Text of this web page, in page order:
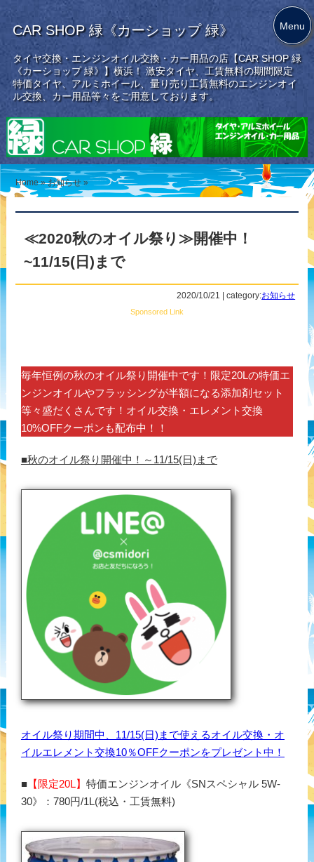
CAR SHOP 緑《カーショップ 緑》
タイヤ交換・エンジンオイル交換・カー用品の店【CAR SHOP 緑
《カーショップ 緑》】横浜！ 激安タイヤ、工賃無料の期間限定
特価タイヤ、アルミホイール、量り売り工賃無料のエンジンオイ
ル交換、カー用品等々をご用意しております。
Home »お知らせ »
≪2020秋のオイル祭り≫開催中！
~11/15(日)まで
2020/10/21 | category:お知らせ
Sponsored Link
毎年恒例の秋のオイル祭り開催中です！限定20Lの特価エ
ンジンオイルやフラッシングが半額になる添加剤セット
等々盛だくさんです！オイル交換・エレメント交換
10%OFFクーポンも配布中！！
■秋のオイル祭り開催中！～11/15(日)まで
オイル祭り期間中、11/15(日)まで使えるオイル交換・オ
イルエレメント交換10％OFFクーポンをプレゼント中！
■【限定20L】 特価エンジンオイル《SNスペシャル 5W-
30》：780円/1L(税込・工賃無料)
Menu